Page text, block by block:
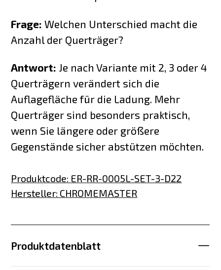
Frage: Welchen Unterschied macht die
Anzahl der Querträger?
Antwort: Je nach Variante mit 2, 3 oder 4
Querträgern verändert sich die
Auflagefläche für die Ladung. Mehr
Querträger sind besonders praktisch,
wenn Sie längere oder größere
Gegenstände sicher abstützen möchten.
Produktcode: ER-RR-0005L-SET-3-D22
Hersteller: CHROMEMASTER
Produktdatenblatt